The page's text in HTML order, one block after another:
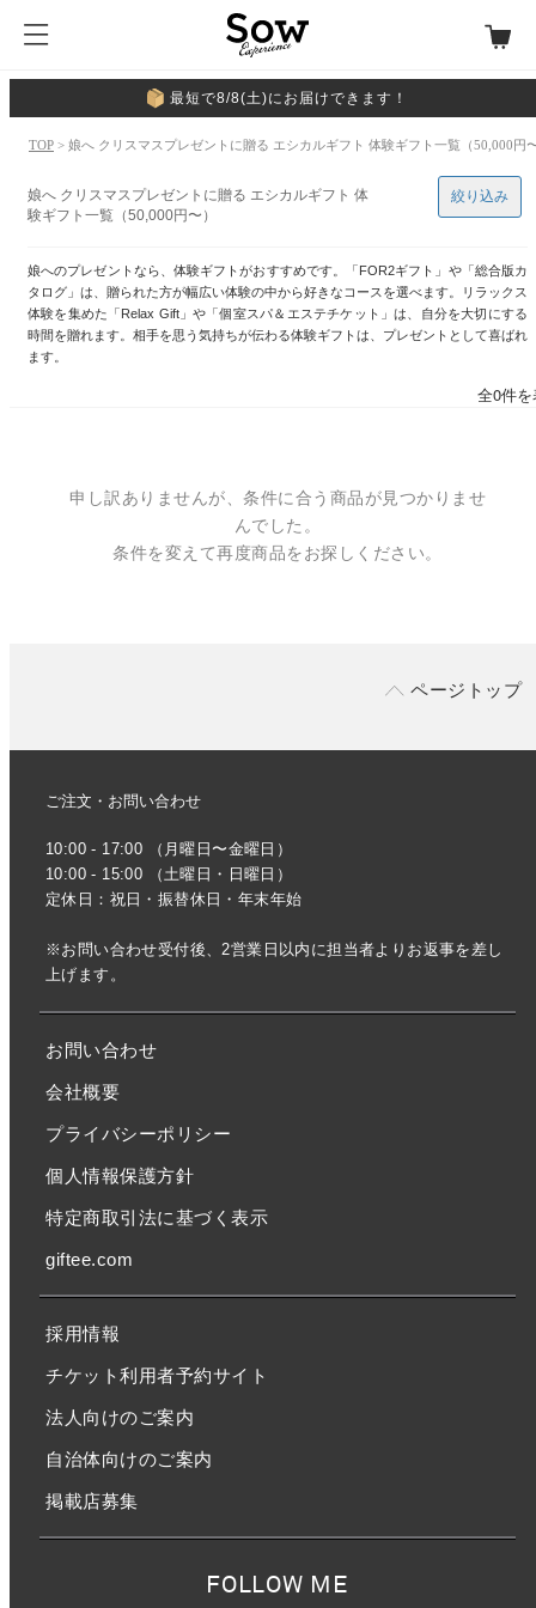
最短で8/8(土)にお届けできます！
TOP > 娘へ クリスマスプレゼントに贈る エシカルギフト 体験ギフト一覧（50,000円
娘へ クリスマスプレゼントに贈る エシカルギフト 体
験ギフト一覧（50,000円〜）
娘へのプレゼントなら、体験ギフトがおすすめです。「FOR2ギフト」や「総合版カ
タログ」は、贈られた方が幅広い体験の中から好きなコースを選べます。リラックス
体験を集めた「Relax Gift」や「個室スパ＆エステチケット」は、自分を大切にする
時間を贈れます。相手を思う気持ちが伝わる体験ギフトは、プレゼントとして喜ばれ
ます。
絞り込み
全0件
申し訳ありませんが、条件に合う商品が見つかりませ
んでした。
条件を変えて再度商品をお探しください。
ページトップ
ご注文・お問い合わせ
10:00 - 17:00 （月曜日〜金曜日）
10:00 - 15:00 （土曜日・日曜日）
定休日：祝日・振替休日・年末年始
※お問い合わせ受付後、2営業日以内に担当者よりお返事を差し
上げます。
お問い合わせ
会社概要
プライバシーポリシー
個人情報保護方針
特定商取引法に基づく表示
giftee.com
採用情報
チケット利用者予約サイト
法人向けのご案内
自治体向けのご案内
掲載店募集
FOLLOW ME